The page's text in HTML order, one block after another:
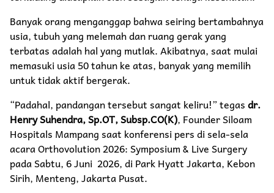
Banyak orang menganggap bahwa seiring bertambahnya
usia, tubuh yang melemah dan ruang gerak yang
terbatas adalah hal yang mutlak. Akibatnya, saat mulai
memasuki usia 50 tahun ke atas, banyak yang memilih
untuk tidak aktif bergerak.
“Padahal, pandangan tersebut sangat keliru!” tegasdr.
Henry Suhendra, Sp.OT, Subsp.CO(K), Founder Siloam
Hospitals Mampang saat konferensi pers di sela-sela
acara Orthovolution 2026: Symposium & Live Surgery
pada Sabtu, 6 Juni 2026, di Park Hyatt Jakarta, Kebon
Sirih, Menteng, Jakarta Pusat.